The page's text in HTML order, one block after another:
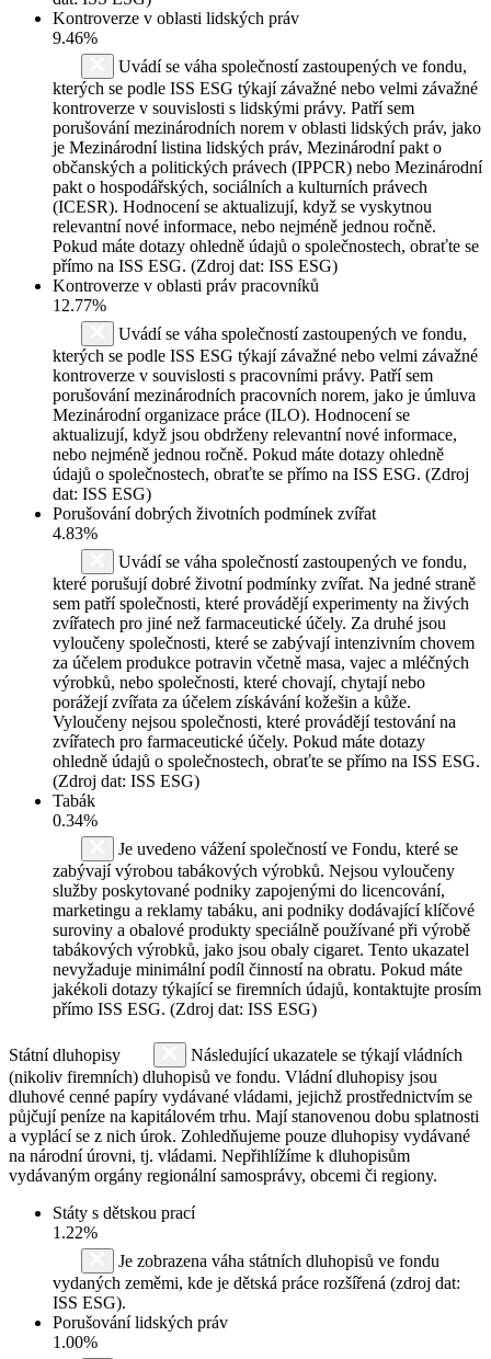
Kontroverze v oblasti lidských práv
9.46%
Uvádí se váha společností zastoupených ve fondu,
kterých se podle ISS ESG týkají závažné nebo velmi závažné
kontroverze v souvislosti s lidskými právy. Patří sem
porušování mezinárodních norem v oblasti lidských práv, jako
je Mezinárodní listina lidských práv, Mezinárodní pakt o
občanských a politických právech (IPPCR) nebo Mezinárodní
pakt o hospodářských, sociálních a kulturních právech
(ICESR). Hodnocení se aktualizují, když se vyskytnou
relevantní nové informace, nebo nejméně jednou ročně.
Pokud máte dotazy ohledně údajů o společnostech, obraťte se
přímo na ISS ESG. (Zdroj dat: ISS ESG)
Kontroverze v oblasti práv pracovníků
12.77%
Uvádí se váha společností zastoupených ve fondu,
kterých se podle ISS ESG týkají závažné nebo velmi závažné
kontroverze v souvislosti s pracovními právy. Patří sem
porušování mezinárodních pracovních norem, jako je úmluva
Mezinárodní organizace práce (ILO). Hodnocení se
aktualizují, když jsou obdrženy relevantní nové informace,
nebo nejméně jednou ročně. Pokud máte dotazy ohledně
údajů o společnostech, obraťte se přímo na ISS ESG. (Zdroj
dat: ISS ESG)
Porušování dobrých životních podmínek zvířat
4.83%
Uvádí se váha společností zastoupených ve fondu,
které porušují dobré životní podmínky zvířat. Na jedné straně
sem patří společnosti, které provádějí experimenty na živých
zvířatech pro jiné než farmaceutické účely. Za druhé jsou
vyloučeny společnosti, které se zabývají intenzivním chovem
za účelem produkce potravin včetně masa, vajec a mléčných
výrobků, nebo společnosti, které chovají, chytají nebo
porážejí zvířata za účelem získávání kožešin a kůže.
Vyloučeny nejsou společnosti, které provádějí testování na
zvířatech pro farmaceutické účely. Pokud máte dotazy
ohledně údajů o společnostech, obraťte se přímo na ISS ESG.
(Zdroj dat: ISS ESG)
Tabák
0.34%
Je uvedeno vážení společností ve Fondu, které se
zabývají výrobou tabákových výrobků. Nejsou vyloučeny
služby poskytované podniky zapojenými do licencování,
marketingu a reklamy tabáku, ani podniky dodávající klíčové
suroviny a obalové produkty speciálně používané při výrobě
tabákových výrobků, jako jsou obaly cigaret. Tento ukazatel
nevyžaduje minimální podíl činností na obratu. Pokud máte
jakékoli dotazy týkající se firemních údajů, kontaktujte prosím
přímo ISS ESG. (Zdroj dat: ISS ESG)
Státní dluhopisy
Následující ukazatele se týkají vládních
(nikoliv firemních) dluhopisů ve fondu. Vládní dluhopisy jsou
dluhové cenné papíry vydávané vládami, jejichž prostřednictvím se
půjčují peníze na kapitálovém trhu. Mají stanovenou dobu splatnosti
a vyplácí se z nich úrok. Zohledňujeme pouze dluhopisy vydávané
na národní úrovni, tj. vládami. Nepřihlížíme k dluhopisům
vydávaným orgány regionální samosprávy, obcemi či regiony.
Státy s dětskou prací
1.22%
Je zobrazena váha státních dluhopisů ve fondu
vydaných zeměmi, kde je dětská práce rozšířená (zdroj dat:
ISS ESG).
Porušování lidských práv
1.00%